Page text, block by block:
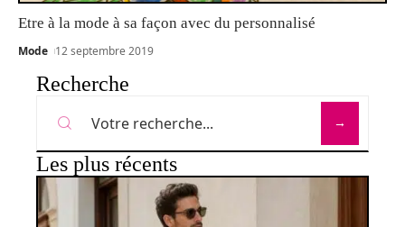
Etre à la mode à sa façon avec du personnalisé
Mode 12 septembre 2019
Recherche
Les plus récents